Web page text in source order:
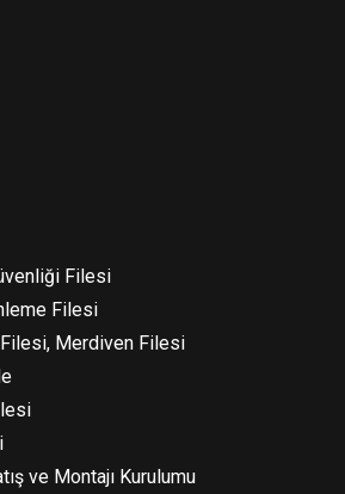
Filesi
Filesi
Merdiven Filesi
ve Montajı Kurulumu